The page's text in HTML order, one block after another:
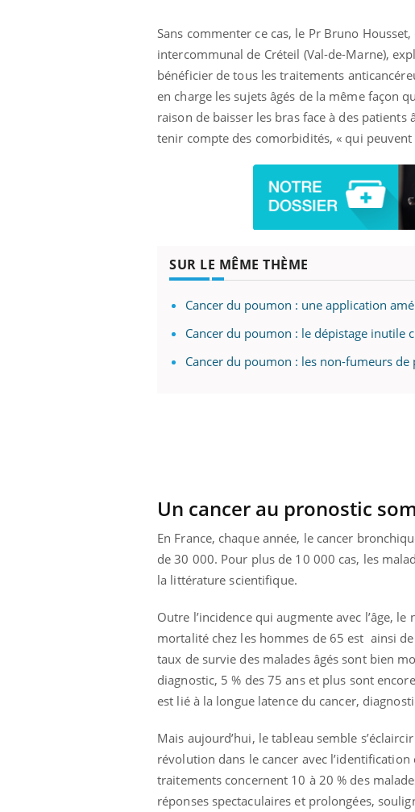
Sans commenter ce cas, le Pr Bruno
intercommunal de Créteil (Val-de-Marne),
bénéficier de tous les traitements
en charge les sujets âgés de la même façon
raison de baisser les bras face à des
tenir compte des comorbidités, « qui
SUR LE MÊME THÈME
Cancer du poumon : une application
Cancer du poumon : le dépistage inutile
Cancer du poumon : les non-fumeurs
Un cancer au pronostic
En France, chaque année, le cancer
de 30 000. Pour plus de 10 000 cas, les
la littérature scientifique.
Outre l’incidence qui augmente avec l’âge,
mortalité chez les hommes de 65 est ainsi
taux de survie des malades âgés sont bien
diagnostic, 5 % des 75 ans et plus sont
est lié à la longue latence du cancer,
Mais aujourd’hui, le tableau semble
révolution dans le cancer avec
traitements concernent 10 à 20 % des
réponses spectaculaires et prolongées,